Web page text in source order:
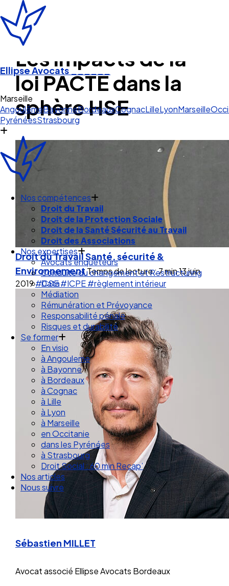
Ellipse Avocats ______
Marseille
AngoulêmeBayonneBordeauxCognacLilleLyonMarseille
PyrénéesStrasbourg
Nos compétences
Droit du Travail
Droit de la Protection Sociale
Droit de la Santé Sécurité au Travail
Droit des Associations
Nos expertises
Avocats enquêteurs
Conduite du changement et Restructuring
Data
Médiation
Rémunération et Prévoyance
Responsabilité pénale
Risques et durabilité
Se former
En visio
à Angouleme
à Bayonne
à Bordeaux
à Cognac
à Lille
à Lyon
à Marseille
en Occitanie
dans les Pyrénées
à Strasbourg
Droit Social : 60 min Recap’
Nos articles
Nous suivre
Les impacts de la
loi PACTE dans la
sphère HSE
Droit du TravailSanté, sécurité &
EnvironnementTemps de lecture : 7 min13 juin
2019#CSE#ICPE#règlement intérieur
Sébastien MILLET
Avocat associé Ellipse Avocats Bordeaux